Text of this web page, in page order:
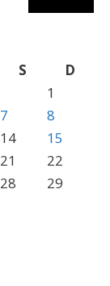
S
D
1
7
8
14
15
21
22
28
29